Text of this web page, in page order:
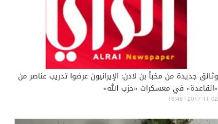
وثائق جديدة من مخبأ بن لادن: الإيرانيون عرضوا تدريب عناصر من
«القاعدة» في معسكرات «حزب الله»
16:46 | 2017-11-02